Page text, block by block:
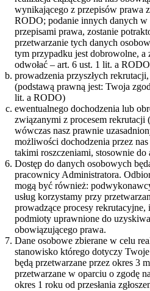
wynikającego z przepisów prawa
RODO; podanie innych danych w
przepisami prawa, zostanie
przetwarzanie tych danych
tym przypadku jest dobrowolne, a
odwołać – art. 6 ust. 1 lit. a
prowadzenia przyszłych
(podstawą prawną jest: Twoja
lit. a RODO)
ewentualnego dochodzenia lub
związanymi z procesem rekrutacji
wówczas nasz prawnie
możliwości dochodzenia przez
takimi roszczeniami, stosownie
Dostęp do danych osobowych
pracownicy Administratora.
mogą być również:
usług korzystamy przy
prowadzące procesy rekrutacyjne,
podmioty uprawnione do
obowiązującego prawa.
Dane osobowe zbierane w celu
stanowisko którego dotyczy
będą przetwarzane przez okres 3
przetwarzane w oparciu o zgodę
okres 1 roku od przesłania